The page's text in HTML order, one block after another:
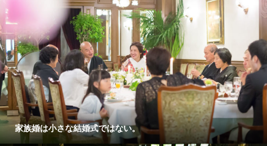
家族婚は小さな結婚式ではない。